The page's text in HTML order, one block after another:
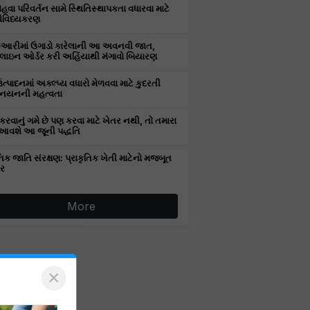
પરિવર્તન સામે સ્થિતિસ્થાપકતા વધારવા માટે
ઉગાડો કારેલાની આ અવનવી જાત,
ઓર્ડર કરી અહિંયાથી મંગાવો બિયારણ
અક્લ્પ્ય વધારો મેળવવા માટે કુદરતી
મહત્વતા
ગમે છે પણ કરવા માટે ખેતર નથી, તો તમારા
આ જૂની પદ્ધતિ
જાતિ સંરક્ષણ: પ્રાકૃતિક ખેતી માટેનો મજબૂત
More
×